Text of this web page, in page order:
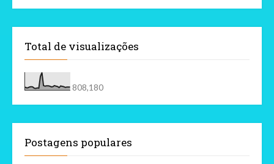
Total de visualizações
808,180
Postagens populares